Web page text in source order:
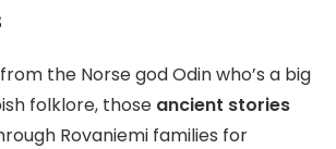
the Norse god Odin who’s a big
folklore, those ancient stories
Rovaniemi families for